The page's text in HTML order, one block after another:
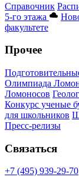
Справочник
5-го этажа
факультете
Прочее
Олимпиада
Ломоносов
Конкурс ученые
для школьников
Пресс-релизы
Связаться
+7 (495) 939-29-70